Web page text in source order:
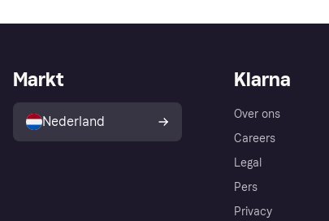
Klarna
Over ons
Careers
Legal
Pers
Privacy
Markt
Nederland